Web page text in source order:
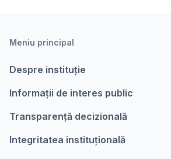
Meniu principal
Despre instituție
Informații de interes public
Transparență decizională
Integritatea instituțională